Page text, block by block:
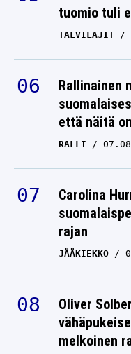
tuomio tuli
TALVILAJIT
Rallinainen
että näitä
RALLI
Carolina
rajan
JÄÄKIEKKO
Oliver
melkoinen